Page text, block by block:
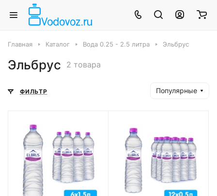
Главная Каталог Вода 0.25 - 2.5 литра Эльбрус
Эльбрус 2 товара
ФИЛЬТР Популярные